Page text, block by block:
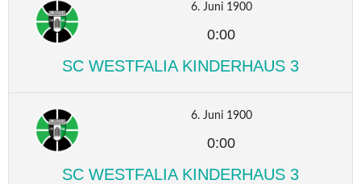
6. Juni 1900
0:00
SC WESTFALIA KINDERHAUS 3
6. Juni 1900
0:00
SC WESTFALIA KINDERHAUS 3